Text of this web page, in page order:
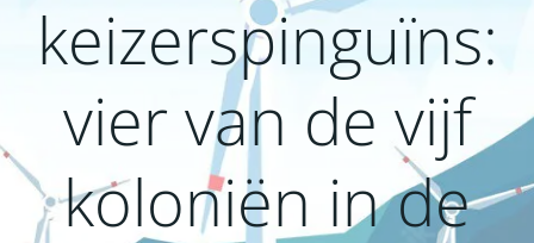
keizerspinguïns:
vier van de vijf
koloniën in de